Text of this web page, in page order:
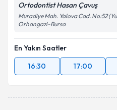
Ortodontist Hasan Çavuş
Muradiye Mah. Yalova Cad. No:52
Orhangazi-Bursa
En Yakın Saatler
16:30
17:00